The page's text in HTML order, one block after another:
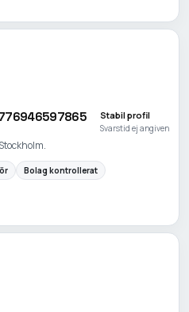
Stabil profil
Svarstid ej angiven
Bolag kontrollerat